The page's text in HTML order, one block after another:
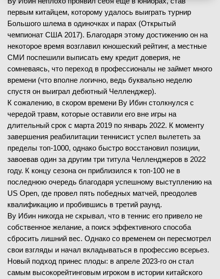
первым китайцем, которому удалось выиграть турнир
Большого шлема в одиночках и парах (Открытый
чемпионат США 2017). Благодаря этому достижению он на
некоторое время возглавил юношеский рейтинг, а местные
СМИ поспешили выписать ему кредит доверия, не
сомневаясь, что переход в профессионалы не займет много
времени (что вполне логично, ведь буквально неделю
спустя он выиграл дебютный Челленджер).
К сожалению, в скором времени Ву Ибин столкнулся с
чередой травм, которые оставили его вне игры на
длительный срок с марта 2019 по январь 2022. К моменту
завершения реабилитации теннисист успел вылететь за
пределы топ-1000, однако быстро восстановил позиции,
завоевав один за другим три титула Челленджеров в 2022
году. К концу сезона он приблизился к топ-100 не в
последнюю очередь благодаря успешному выступлению на
US Open, где провел пять победных матчей, преодолев
квалификацию и пробившись в третий раунд.
Ву Ибин никогда не скрывал, что в теннис его привело не
собственное желание, а поиск эффективного способа
сбросить лишний вес. Однако со временем он пересмотрел
свои взгляды и начал вкладываться в профессию всерьез.
Новый подход принес плоды: в апреле 2023-го он стал
самым высокорейтинговым игроком в истории китайского